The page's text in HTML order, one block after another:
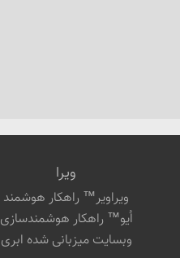
ویرا
ویراویر™ راهکار هوشمند
اُیو™ راهکار هوشمندسازی
وبسایت میزبانی شده ابری